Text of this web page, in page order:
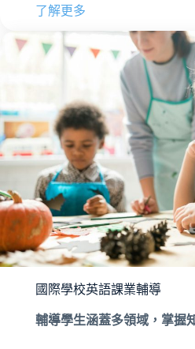
了解更多
國際學校英語課業輔導
輔導學生涵蓋多領域，掌握